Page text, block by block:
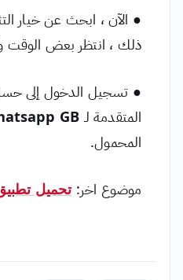
● الآن ، ابحث عن خيار
ذلك ، انتظر بعض الوقت
● تسجيل الدخول إلى
المتقدمة لـWhatsapp GB
المحمول.
موضوع اخر:تحميل